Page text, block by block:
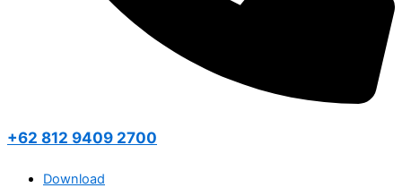
+62 812 9409 2700
Download